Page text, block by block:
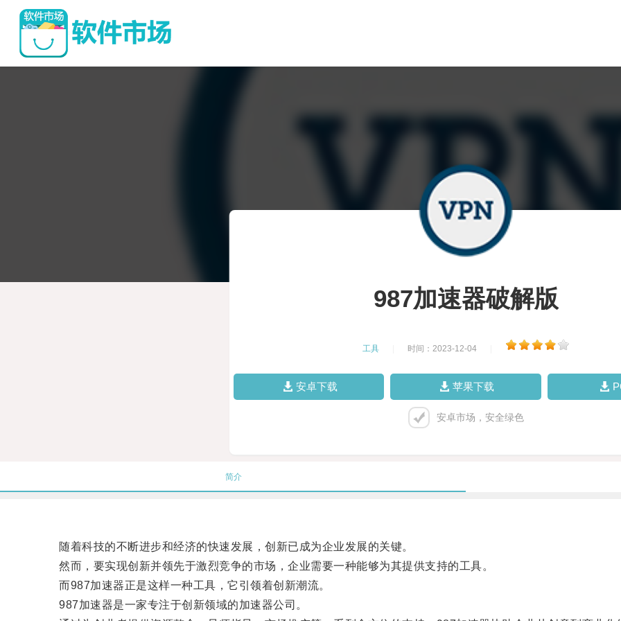
987加速器破解版
工具 时间：2023-12-04
安卓下载 苹果下载
安卓市场，安全绿色
简介
随着科技的不断进步和经济的快速发展，创新已成为企业发展的关键。
然而，要实现创新并领先于激烈竞争的市场，企业需要一种能够为其提供支持的工具。
而987加速器正是这样一种工具，它引领着创新潮流。
987加速器是一家专注于创新领域的加速器公司。